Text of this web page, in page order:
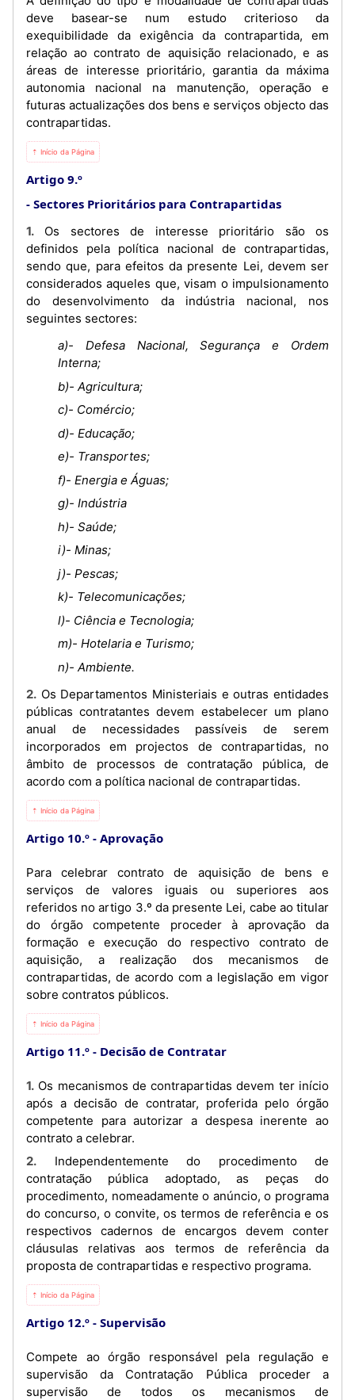
deve basear-se num estudo criterioso da
exequibilidade da exigência da contrapartida, em
relação ao contrato de aquisição relacionado, e as
áreas de interesse prioritário, garantia da máxima
autonomia nacional na manutenção, operação e
futuras actualizações dos bens e serviços objecto das
contrapartidas.
⇡ Início da Página
Artigo 9.º
Sectores Prioritários para Contrapartidas
1. Os sectores de interesse prioritário são os
definidos pela política nacional de contrapartidas,
sendo que, para efeitos da presente Lei, devem ser
considerados aqueles que, visam o impulsionamento
do desenvolvimento da indústria nacional, nos
seguintes sectores:
a)- Defesa Nacional, Segurança e Ordem
Interna;
b)- Agricultura;
c)- Comércio;
d)- Educação;
e)- Transportes;
f)- Energia e Águas;
g)- Indústria
h)- Saúde;
i)- Minas;
j)- Pescas;
k)- Telecomunicações;
l)- Ciência e Tecnologia;
m)- Hotelaria e Turismo;
n)- Ambiente.
2. Os Departamentos Ministeriais e outras entidades
públicas contratantes devem estabelecer um plano
anual de necessidades passíveis de serem
incorporados em projectos de contrapartidas, no
âmbito de processos de contratação pública, de
acordo com a política nacional de contrapartidas.
⇡ Início da Página
Artigo 10.º Aprovação
Para celebrar contrato de aquisição de bens e
serviços de valores iguais ou superiores aos
referidos no artigo 3.º da presente Lei, cabe ao titular
do órgão competente proceder à aprovação da
formação e execução do respectivo contrato de
aquisição, a realização dos mecanismos de
contrapartidas, de acordo com a legislação em vigor
sobre contratos públicos.
⇡ Início da Página
Artigo 11.º Decisão de Contratar
1. Os mecanismos de contrapartidas devem ter início
após a decisão de contratar, proferida pelo órgão
competente para autorizar a despesa inerente ao
contrato a celebrar.
2. Independentemente do procedimento de
contratação pública adoptado, as peças do
procedimento, nomeadamente o anúncio, o programa
do concurso, o convite, os termos de referência e os
respectivos cadernos de encargos devem conter
cláusulas relativas aos termos de referência da
proposta de contrapartidas e respectivo programa.
⇡ Início da Página
Artigo 12.º Supervisão
Compete ao órgão responsável pela regulação e
supervisão da Contratação Pública proceder a
supervisão de todos os mecanismos de